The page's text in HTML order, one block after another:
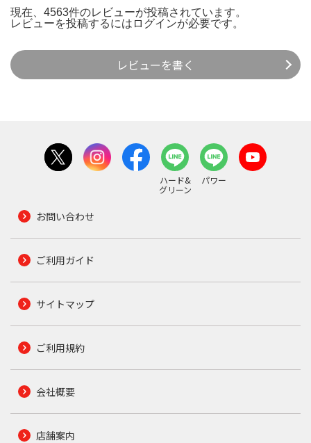
現在、4563件のレビューが投稿されています。
レビューを投稿するには ログインが必要です。
レビューを書く
ハード&
グリーン
パワー
お問い合わせ
ご利用ガイド
サイトマップ
ご利用規約
会社概要
店舗案内